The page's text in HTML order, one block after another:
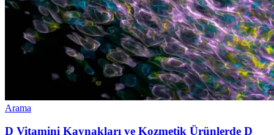
Arama
D Vitamini Kaynakları ve Kozmetik Ürünlerde D